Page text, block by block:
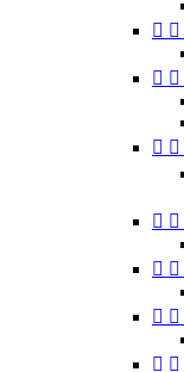
 
 
 
 
 
 
 